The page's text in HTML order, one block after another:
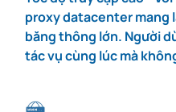
proxy datacenter mang
băng thông lớn. Người
tác vụ cùng lúc mà